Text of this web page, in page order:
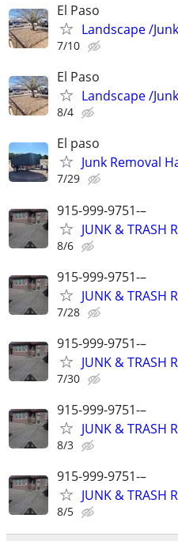
El Paso
Landscape /
7/10
El Paso
Landscape /
8/4
El paso
Junk Removal
7/29
915-999-9751-–
JUNK & TRASH
8/6
915-999-9751-–
JUNK & TRASH
7/28
915-999-9751-–
JUNK & TRASH
7/30
915-999-9751-–
JUNK & TRASH
8/3
915-999-9751-–
JUNK & TRASH
8/5